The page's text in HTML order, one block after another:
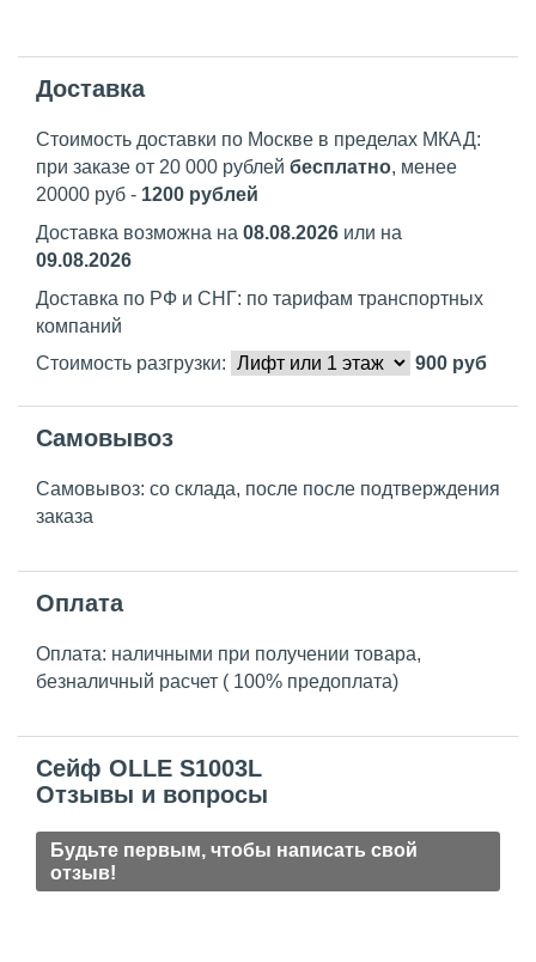
Доставка
Стоимость доставки по Москве в пределах МКАД:
при заказе от 20 000 рублей бесплатно, менее
20000 руб - 1200 рублей
Доставка возможна на 08.08.2026 или на
09.08.2026
Доставка по РФ и СНГ: по тарифам транспортных
компаний
Стоимость разгрузки:
900 руб
Самовывоз
Самовывоз: со склада, после после подтверждения
заказа
Оплата
Оплата: наличными при получении товара,
безналичный расчет ( 100% предоплата)
Сейф OLLE S1003L
Отзывы и вопросы
Будьте первым, чтобы написать свой
отзыв!